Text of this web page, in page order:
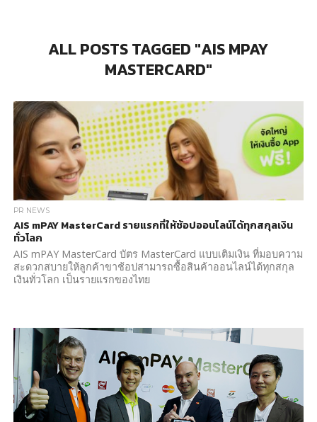
ALL POSTS TAGGED "AIS MPAY
MASTERCARD"
PR NEWS
AIS mPAY MasterCard รายแรกที่ให้ช้อปออนไลน์ได้ทุกสกุลเงิน
ทั่วโลก
AIS mPAY MasterCard บัตร MasterCard แบบเติมเงิน ที่มอบความ
สะดวกสบายให้ลูกค้าขาช้อปสามารถซื้อสินค้าออนไลน์ได้ทุกสกุล
เงินทั่วโลก เป็นรายแรกของไทย